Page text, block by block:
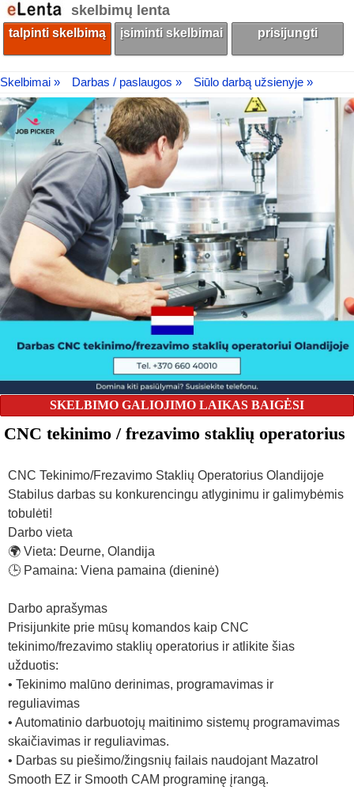
skelbimų lenta
talpinti skelbimą įsiminti skelbimai prisijungti
Skelbimai » Darbas / paslaugos » Siūlo darbą užsienyje »
SKELBIMO GALIOJIMO LAIKAS BAIGĖSI
CNC tekinimo / frezavimo staklių operatorius
CNC Tekinimo/Frezavimo Staklių Operatorius Olandijoje
Stabilus darbas su konkurencingu atlyginimu ir galimybėmis
tobulėti!
Darbo vieta
🌍 Vieta: Deurne, Olandija
🕒 Pamaina: Viena pamaina (dieninė)
Darbo aprašymas
Prisijunkite prie mūsų komandos kaip CNC
tekinimo/frezavimo staklių operatorius ir atlikite šias
užduotis:
• Tekinimo malūno derinimas, programavimas ir
reguliavimas
• Automatinio darbuotojų maitinimo sistemų programavimas
skaičiavimas ir reguliavimas.
• Darbas su piešimo/žingsnių failais naudojant Mazatrol
Smooth EZ ir Smooth CAM programinę įrangą.